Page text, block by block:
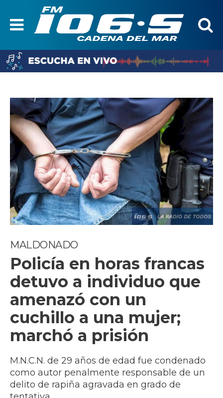
MALDONADO
Policía en horas francas
detuvo a individuo que
amenazó con un
cuchillo a una mujer;
marchó a prisión
M.N.C.N. de 29 años de edad fue condenado
como autor penalmente responsable de un
delito de rapiña agravada en grado de